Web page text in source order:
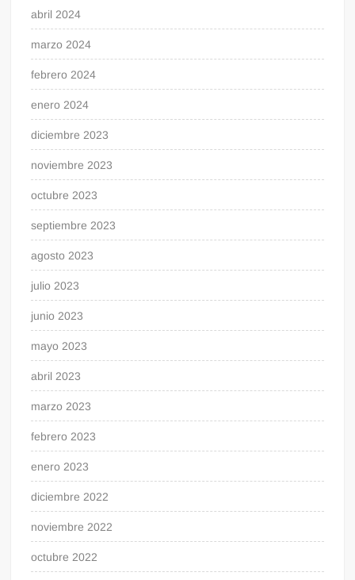
abril 2024
marzo 2024
febrero 2024
enero 2024
diciembre 2023
noviembre 2023
octubre 2023
septiembre 2023
agosto 2023
julio 2023
junio 2023
mayo 2023
abril 2023
marzo 2023
febrero 2023
enero 2023
diciembre 2022
noviembre 2022
octubre 2022